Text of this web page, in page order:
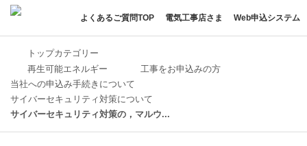
よくあるご質問TOP 電気工事店さま Web申込システム
トップカテゴリー
再生可能エネルギー
工事をお申込みの方
当社への申込み手続きについて
サイバーセキュリティ対策について
サイバーセキュリティ対策の，マルウ...